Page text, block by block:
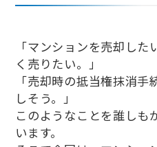
「マンションを売却し
く売りたい。」
「売却時の抵当権抹消
しそう。」
このようなことを誰しも
います。